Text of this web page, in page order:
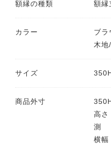
額縁の種類 額縁
カラー
ブラ
木地
サイズ
商品外寸
高
測
横